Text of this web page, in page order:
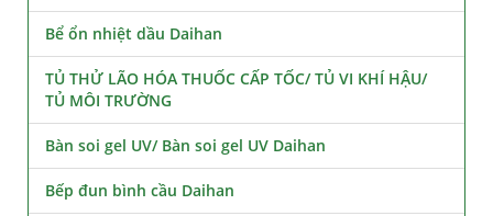
Bể ổn nhiệt dầu Daihan
TỦ THỬ LÃO HÓA THUỐC CẤP TỐC/ TỦ VI KHÍ HẬU/
TỦ MÔI TRƯỜNG
Bàn soi gel UV/ Bàn soi gel UV Daihan
Bếp đun bình cầu Daihan